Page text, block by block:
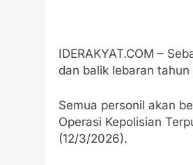
IDERAKYAT.COM –
dan balik lebaran tahun
Semua personil akan
Operasi Kepolisian
(12/3/2026).